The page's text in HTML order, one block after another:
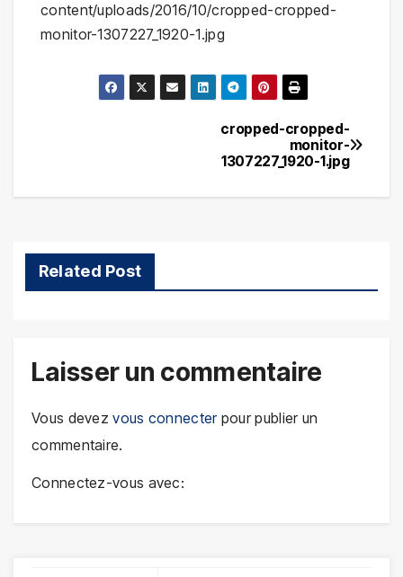
content/uploads/2016/10/cropped-cropped-
monitor-1307227_1920-1.jpg
cropped-cropped-
monitor-
1307227_1920-1.jpg
Related Post
Laisser un commentaire
Vous devezvous connecterpour publier un
commentaire.
Connectez-vous avec: